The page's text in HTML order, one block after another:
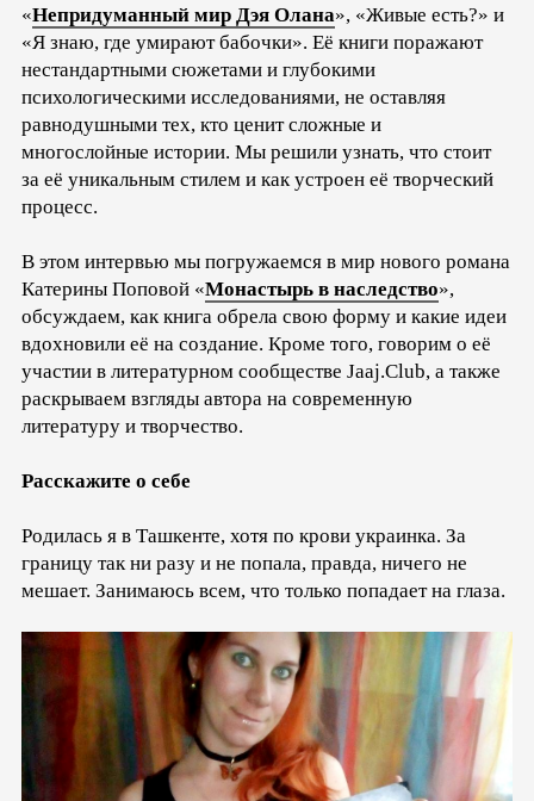
«Непридуманный мир Дэя Олана», «Живые есть?» и
«Я знаю, где умирают бабочки». Её книги поражают
нестандартными сюжетами и глубокими
психологическими исследованиями, не оставляя
равнодушными тех, кто ценит сложные и
многослойные истории. Мы решили узнать, что стоит
за её уникальным стилем и как устроен её творческий
процесс.
В этом интервью мы погружаемся в мир нового романа
Катерины Поповой «Монастырь в наследство»,
обсуждаем, как книга обрела свою форму и какие идеи
вдохновили её на создание. Кроме того, говорим о её
участии в литературном сообществе Jaaj.Club, а также
раскрываем взгляды автора на современную
литературу и творчество.
Расскажите о себе
Родилась я в Ташкенте, хотя по крови украинка. За
границу так ни разу и не попала, правда, ничего не
мешает. Занимаюсь всем, что только попадает на глаза.